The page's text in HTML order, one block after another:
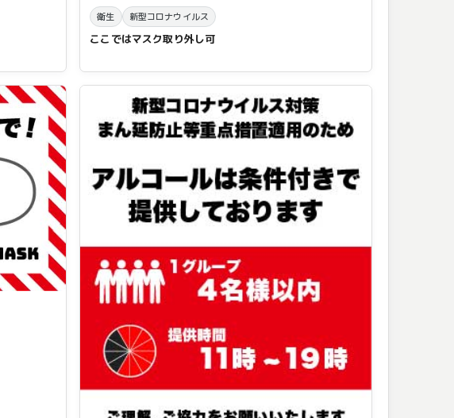
衛生 新型コロナウイルス
ここではマスク取り外し可